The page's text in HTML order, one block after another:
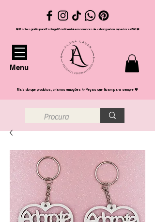
❤️ Portes grátis para Portugal Continental em compras de valor igual ou superior a 65€ ❤️
Menu
Mais do que produtos, criamos emoções ✨ Peças que ficam para sempre 💖